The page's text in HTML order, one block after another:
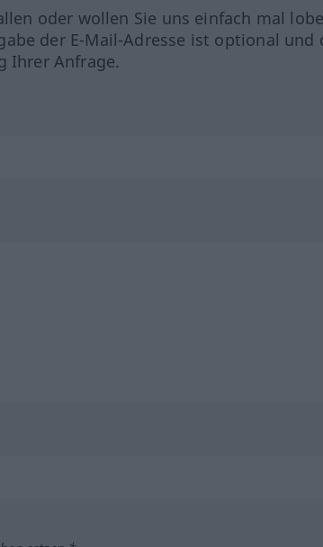
oder wollen Sie uns einfach mal
der E-Mail-Adresse ist optional und
Ihrer Anfrage.